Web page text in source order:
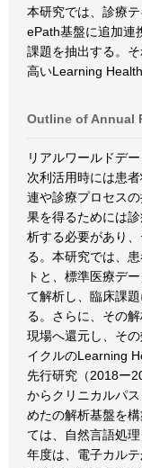
本研究では、診療
ePath基盤に追加連
課題を抽出する。
高いLearning
Outline of Annual
リアルワールドデ
次利活用時には患
連や診療プロセス
果を得るためには
析する必要があり
る。本研究では、
トと、標準医療デ
て解析し、臨床課
る。さらに、その
現場へ還元し、そ
イクルのLearning
先行研究（2018ー
からクリニカルパ
めたの解析基盤を
ては、自然言語処
年度は、電子カル